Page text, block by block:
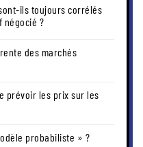
ils toujours corrélés
négocié ?
des marchés
prévoir les prix sur les
probabiliste » ?